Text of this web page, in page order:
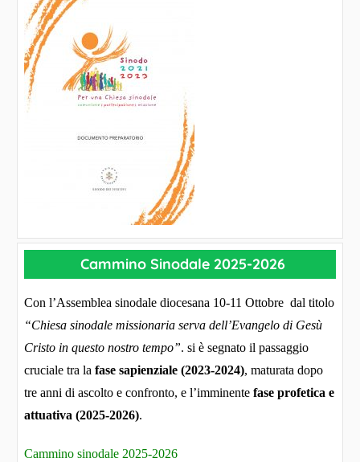
Cammino Sinodale 2025-2026
Con l’Assemblea sinodale diocesana 10-11 Ottobre dal titolo
“Chiesa sinodale missionaria serva dell’Evangelo di Gesù
Cristo in questo nostro tempo”. si è segnato il passaggio
cruciale tra la fase sapienziale (2023-2024), maturata dopo
tre anni di ascolto e confronto, e l’imminente fase profetica e
attuativa (2025-2026).
Cammino sinodale 2025-2026